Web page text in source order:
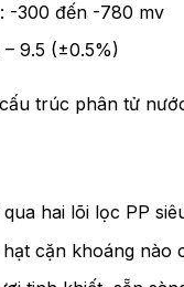
-300 đến -780 mv
9.5 (±0.5%)
trúc phân tử
hai lõi lọc PP
cặn khoáng